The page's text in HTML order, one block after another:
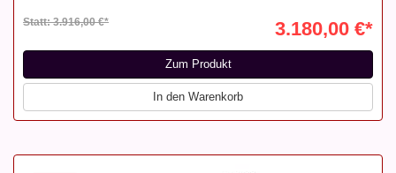
Statt: 3.916,00 €* 3.180,00 €*
Zum Produkt
In den Warenkorb